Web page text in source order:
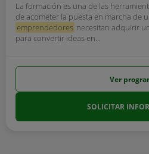
La formación es una de las
de acometer la puesta en marcha de
emprendedores necesitan adquirir
para convertir ideas en...
Ver
SOLICITAR